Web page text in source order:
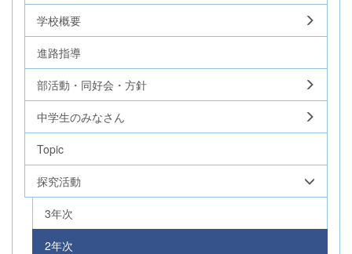
学校概要
進路指導
部活動・同好会・方針
中学生のみなさん
Topic
探究活動
3年次
2年次